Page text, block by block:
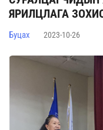
ЯРИЛЦЛАГА
Буцах 2023-10-26